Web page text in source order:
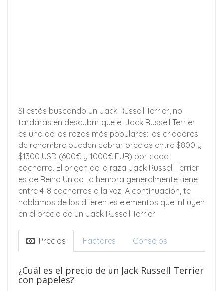
Si estás buscando un Jack Russell Terrier, no
tardaras en descubrir que el Jack Russell Terrier
es una de las razas más populares: los criadores
de renombre pueden cobrar precios entre $800 y
$1300 USD (600€ y 1000€ EUR) por cada
cachorro. El origen de la raza Jack Russell Terrier
es de Reino Unido, la hembra generalmente tiene
entre 4-8 cachorros a la vez. A continuación, te
hablamos de los diferentes elementos que influyen
en el precio de un Jack Russell Terrier.
Precios Factores Consejos
¿Cuál es el precio de un Jack Russell Terrier
con papeles?